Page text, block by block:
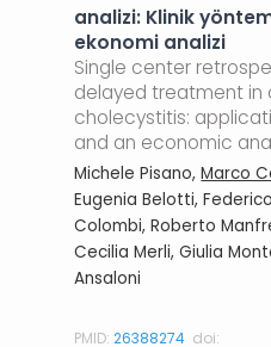
analizi: Klinik
ekonomi analizi
Single center
delayed treatment in
cholecystitis:
and an economic
Michele Pisano,Marco
Eugenia Belotti,
Colombi, Roberto
Cecilia Merli, Giulia
Ansaloni
PMID:26388274 doi: